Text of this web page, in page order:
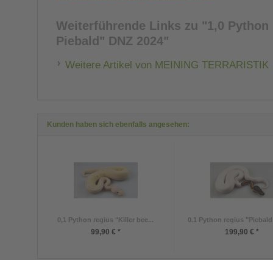
Weiterführende Links zu "1,0
Piebald" DNZ 2024"
Weitere Artikel von MEINING TERRARISTIK
Kunden haben sich ebenfalls angesehen:
0,1 Python regius "Killer bee...
99,90 € *
0.1 Python regius "Piebald
199,90 € *